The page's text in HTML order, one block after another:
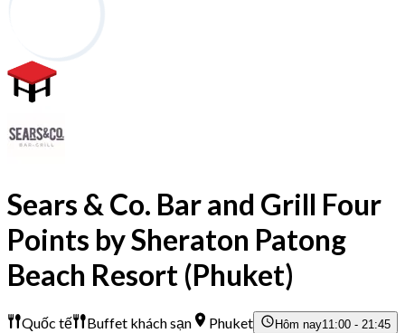
Sears & Co. Bar and Grill Four
Points by Sheraton Patong
Beach Resort (Phuket)
Quốc tế Buffet khách sạn Phuket Hôm nay11:00 - 21:45